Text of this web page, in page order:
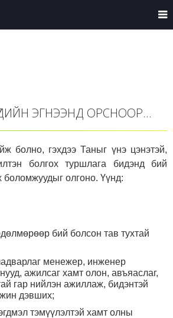
ЭГНЭЭНД ОРСНООР...
болно, гэхдээ Таныг үнэ цэнэтэй,
болгох туршлага бидэнд бий
боломжуудыг олгоно. Үүнд:
бий болсон тав тухтай
менежер, инженер
ажилсаг хамт олон, авъяаслаг,
гар нийлэн ажиллаж, бидэнтэй
дэвших;
тэмүүлэлтэй хамт олны